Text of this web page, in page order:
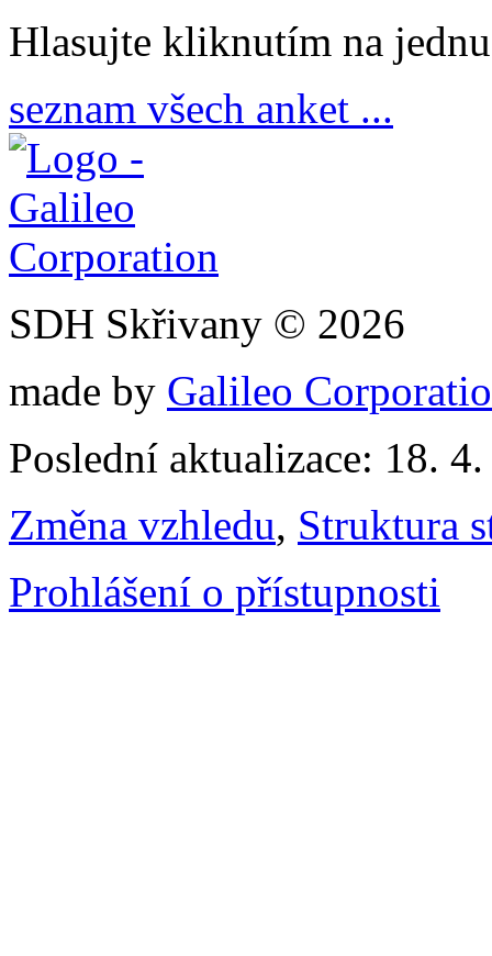
Hlasujte kliknutím na
seznam všech anket ...
SDH Skřivany © 2026
made by Galileo
Poslední aktualizace: 18.
Změna vzhledu, Struktura
Prohlášení o přístupnosti